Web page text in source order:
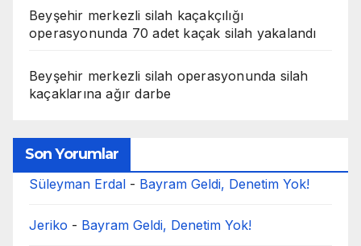
Beyşehir merkezli silah kaçakçılığı
operasyonunda 70 adet kaçak silah yakalandı
Beyşehir merkezli silah operasyonunda silah
kaçaklarına ağır darbe
Son Yorumlar
Süleyman Erdal - Bayram Geldi, Denetim Yok!
Jeriko - Bayram Geldi, Denetim Yok!